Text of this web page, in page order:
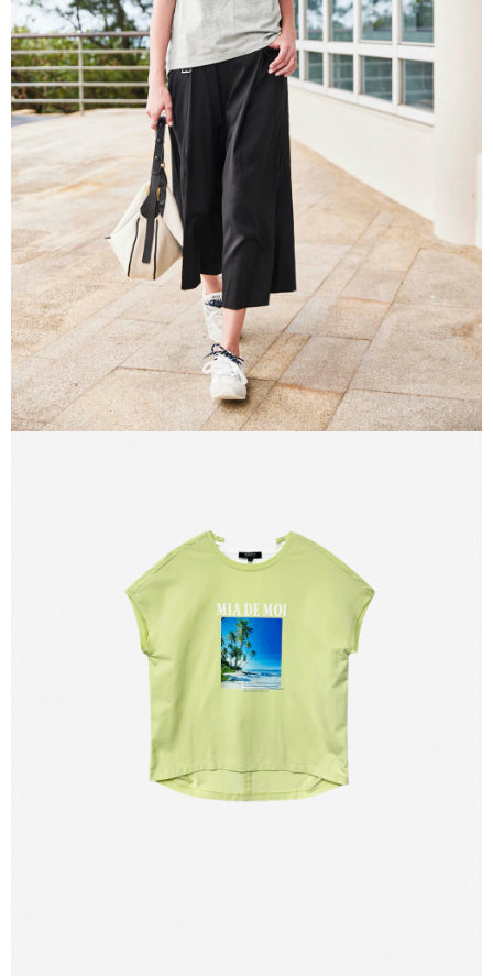
３．未成年的使用者請事先徵得法定代理人或監護人之同意方可使用
「AFTEE先享後付」，若未經同意申辦者引起之損失，本公司不負相關責
任。
４．使用「AFTEE先享後付」時，將依據個別帳號之用戶狀況，依本公司即
時審查核予不同之上限額度；若仍有額度不足之情形，本公司將視審查結果
請求用戶進行身份認證。
５．嚴禁一人註冊多個帳號或使用他人資訊註冊。若發現惡意使用之情形，
恩沛科技股份有限公司將有權停止該用戶之使用額度並採取法律行動。